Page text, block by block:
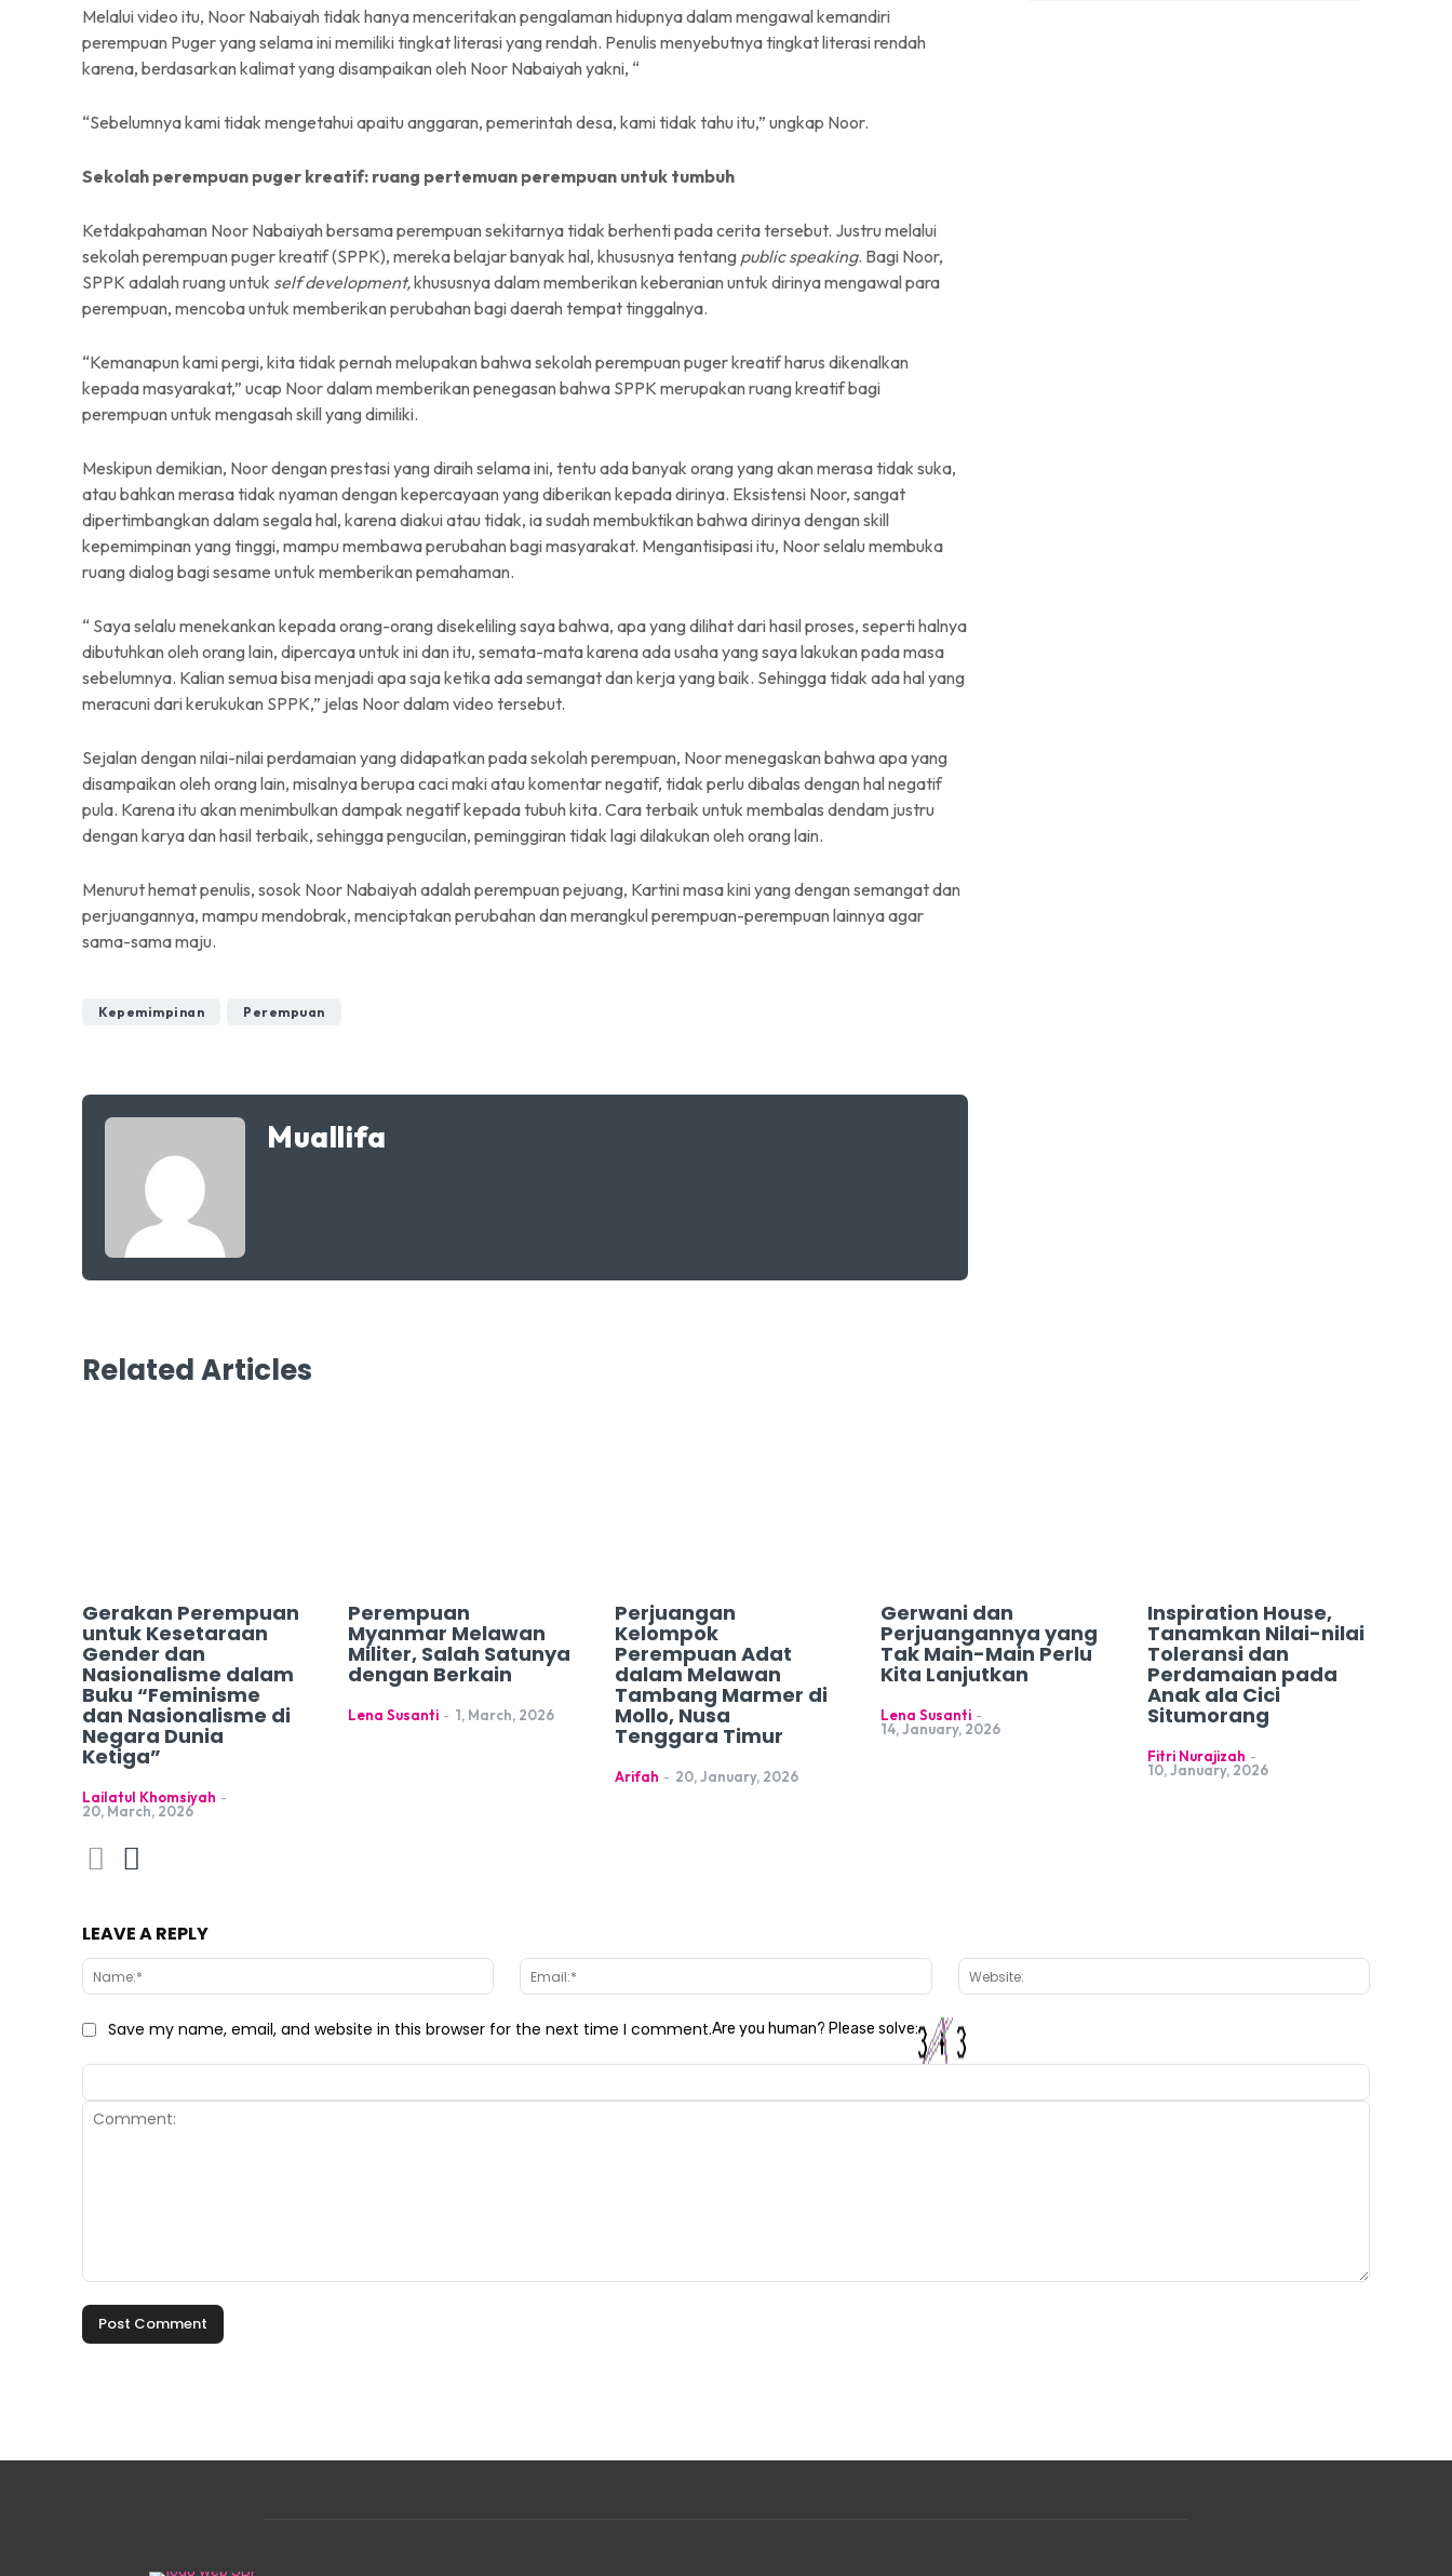
Melalui video itu, Noor Nabaiyah tidak hanya menceritakan pengalaman hidupnya dalam mengawal kemandiri
perempuan Puger yang selama ini memiliki tingkat literasi yang rendah. Penulis menyebutnya tingkat literasi rendah
karena, berdasarkan kalimat yang disampaikan oleh Noor Nabaiyah yakni, “
“Sebelumnya kami tidak mengetahui apaitu anggaran, pemerintah desa, kami tidak tahu itu,” ungkap Noor.
Sekolah perempuan puger kreatif: ruang pertemuan perempuan untuk tumbuh
Ketdakpahaman Noor Nabaiyah bersama perempuan sekitarnya tidak berhenti pada cerita tersebut. Justru melalui
sekolah perempuan puger kreatif (SPPK), mereka belajar banyak hal, khususnya tentang public speaking. Bagi Noor,
SPPK adalah ruang untuk self development,khususnya dalam memberikan keberanian untuk dirinya mengawal para
perempuan, mencoba untuk memberikan perubahan bagi daerah tempat tinggalnya.
“Kemanapun kami pergi, kita tidak pernah melupakan bahwa sekolah perempuan puger kreatif harus dikenalkan
kepada masyarakat,” ucap Noor dalam memberikan penegasan bahwa SPPK merupakan ruang kreatif bagi
perempuan untuk mengasah skill yang dimiliki.
Meskipun demikian, Noor dengan prestasi yang diraih selama ini, tentu ada banyak orang yang akan merasa tidak suka,
atau bahkan merasa tidak nyaman dengan kepercayaan yang diberikan kepada dirinya. Eksistensi Noor, sangat
dipertimbangkan dalam segala hal, karena diakui atau tidak, ia sudah membuktikan bahwa dirinya dengan skill
kepemimpinan yang tinggi, mampu membawa perubahan bagi masyarakat. Mengantisipasi itu, Noor selalu membuka
ruang dialog bagi sesame untuk memberikan pemahaman.
“ Saya selalu menekankan kepada orang-orang disekeliling saya bahwa, apa yang dilihat dari hasil proses, seperti halnya
dibutuhkan oleh orang lain, dipercaya untuk ini dan itu, semata-mata karena ada usaha yang saya lakukan pada masa
sebelumnya. Kalian semua bisa menjadi apa saja ketika ada semangat dan kerja yang baik. Sehingga tidak ada hal yang
meracuni dari kerukukan SPPK,” jelas Noor dalam video tersebut.
Sejalan dengan nilai-nilai perdamaian yang didapatkan pada sekolah perempuan, Noor menegaskan bahwa apa yang
disampaikan oleh orang lain, misalnya berupa caci maki atau komentar negatif, tidak perlu dibalas dengan hal negatif
pula. Karena itu akan menimbulkan dampak negatif kepada tubuh kita. Cara terbaik untuk membalas dendam justru
dengan karya dan hasil terbaik, sehingga pengucilan, peminggiran tidak lagi dilakukan oleh orang lain.
Menurut hemat penulis, sosok Noor Nabaiyah adalah perempuan pejuang, Kartini masa kini yang dengan semangat dan
perjuangannya, mampu mendobrak, menciptakan perubahan dan merangkul perempuan-perempuan lainnya agar
sama-sama maju.
Kepemimpinan Perempuan
Muallifa
Related Articles
Gerakan Perempuan
untuk Kesetaraan
Gender dan
Nasionalisme dalam
Buku “Feminisme
dan Nasionalisme di
Negara Dunia
Ketiga”
Lailatul Khomsiyah -
20, March, 2026
Perempuan
Myanmar Melawan
Militer, Salah Satunya
dengan Berkain
Lena Susanti - 1, March, 2026
Perjuangan
Kelompok
Perempuan Adat
dalam Melawan
Tambang Marmer di
Mollo, Nusa
Tenggara Timur
Arifah - 20, January, 2026
Gerwani dan
Perjuangannya yang
Tak Main-Main Perlu
Kita Lanjutkan
Lena Susanti -
14, January, 2026
Inspiration House,
Tanamkan Nilai-nilai
Toleransi dan
Perdamaian pada
Anak ala Cici
Situmorang
Fitri Nurajizah -
10, January, 2026
LEAVE A REPLY
Name:* Email:*
Save my name, email, and website in this browser for the next time I comment.Are you human? Please solve: